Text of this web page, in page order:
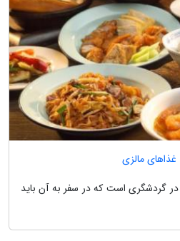
مالزی
گردشگری است که در سفر به آن باید